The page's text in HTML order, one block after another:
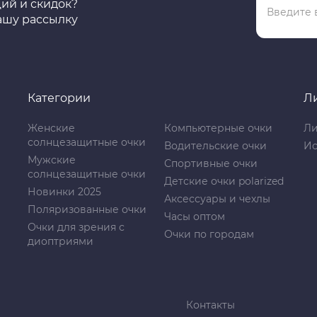
и скидок?
рассылку
Категории
Женские
солнцезащитные очки
Мужские
солнцезащитные очки
Новинки 2025
Поляризованные очки
Очки для зрения с
диоптриями
Компьютерные очки
Водительские очки
Спортивные очки
Детские очки polarized
Аксессуары и чехлы
Часы оптом
Очки по городам
Контакты